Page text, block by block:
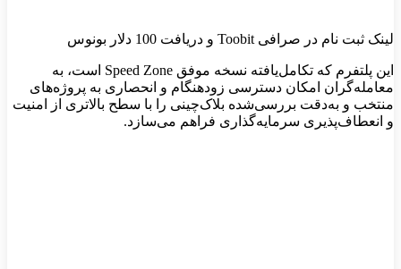
لینک ثبت نام در صرافی Toobit و دریافت 100 دلار بونوس
این پلتفرم که تکامل‌یافته نسخه موفق Speed Zone است، به
معامله‌گران امکان دسترسی زودهنگام و انحصاری به پروژه‌های
منتخب و به‌دقت بررسی‌شده بلاک‌چینی را با سطح بالاتری از امنیت
و انعطاف‌پذیری سرمایه‌گذاری فراهم می‌سازد.